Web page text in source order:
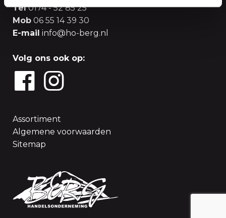
Tel0174 - 52 85 25
Mob 06 55 14 39 30
E-mail info@ho-berg.nl
Volg ons ook op:
Assortiment
Algemene voorwaarden
Sitemap